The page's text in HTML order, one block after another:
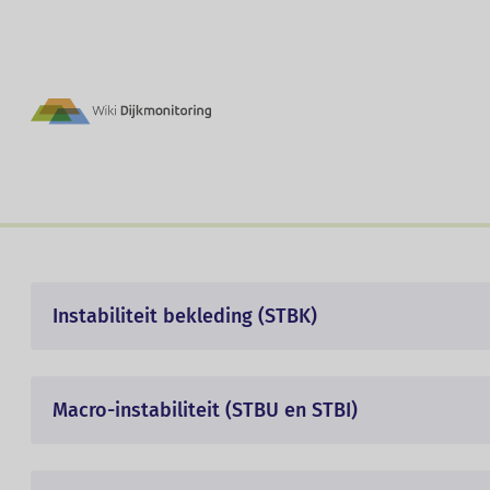
Dijkmonitoring | ACC
Faalmechanismen
Instabiliteit bekleding (STBK)
Macro-instabiliteit (STBU en STBI)